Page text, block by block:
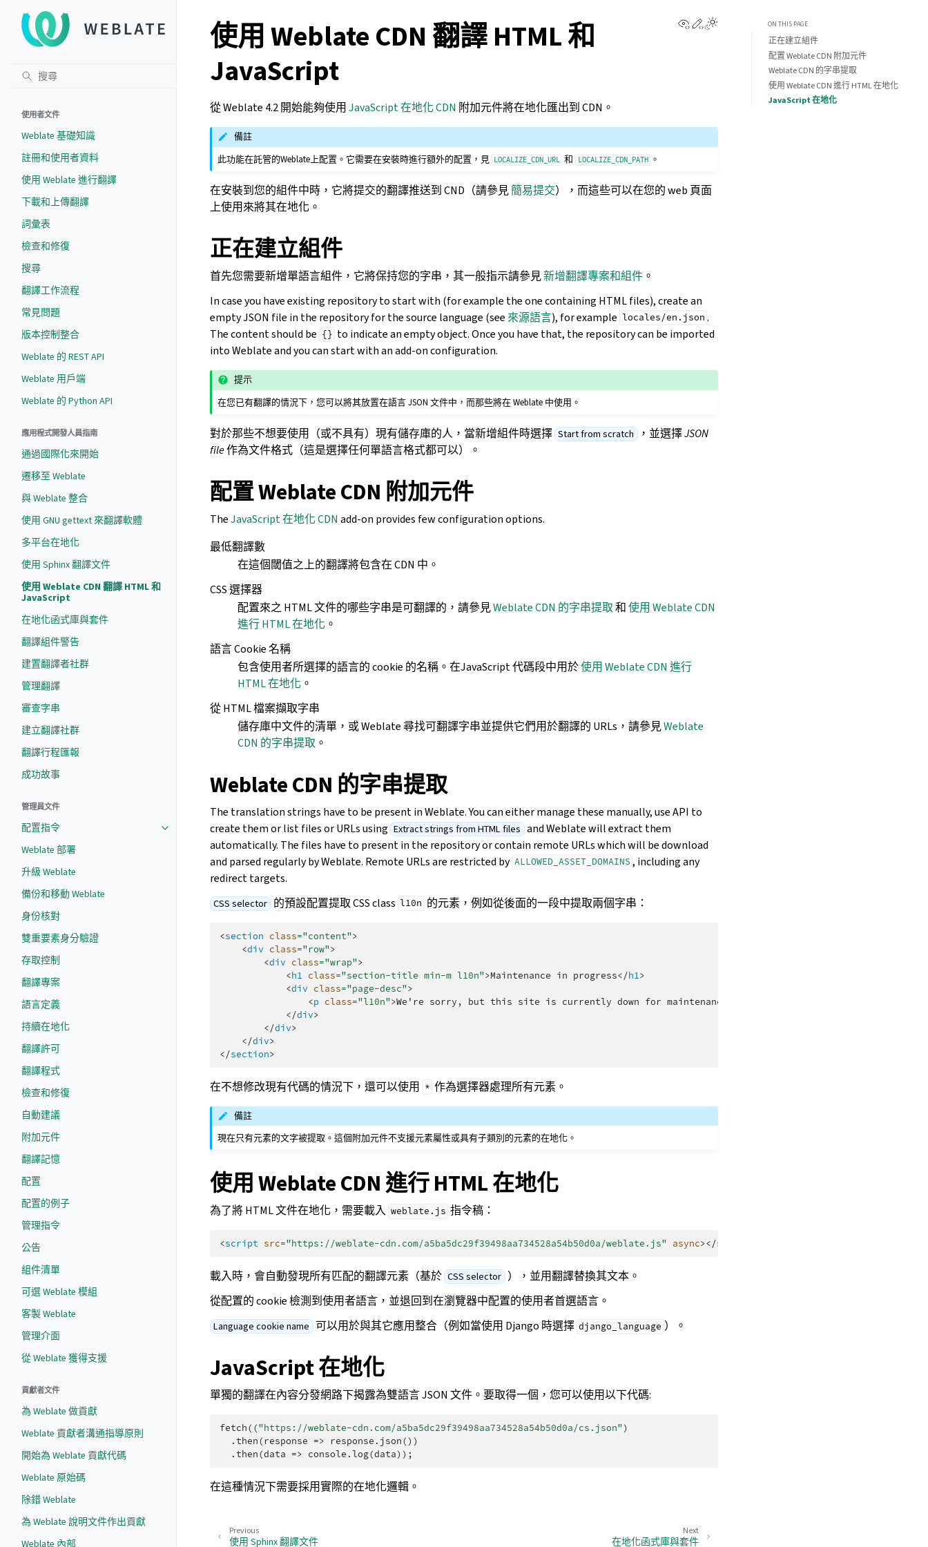
使用者文件
Weblate 基礎知識
註冊和使用者資料
使用 Weblate 進行翻譯
下載和上傳翻譯
詞彙表
檢查和修復
搜尋
翻譯工作流程
常見問題
版本控制整合
Weblate 的 REST API
Weblate 用戶端
Weblate 的 Python API
應用程式開發人員指南
通過國際化來開始
遷移至 Weblate
與 Weblate 整合
使用 GNU gettext 來翻譯軟體
多平台在地化
使用 Sphinx 翻譯文件
使用 Weblate CDN 翻譯 HTML 和
JavaScript
在地化函式庫與套件
翻譯組件警告
建置翻譯者社群
管理翻譯
審查字串
建立翻譯社群
翻譯行程匯報
成功故事
管理員文件
配置指令
Weblate 部署
升級 Weblate
備份和移動 Weblate
身份核對
雙重要素身分驗證
存取控制
翻譯專案
語言定義
持續在地化
翻譯許可
翻譯程式
檢查和修復
自動建議
附加元件
翻譯記憶
配置
配置的例子
管理指令
公告
組件清單
可選 Weblate 模組
客製 Weblate
管理介面
從 Weblate 獲得支援
貢獻者文件
為 Weblate 做貢獻
Weblate 貢獻者溝通指導原則
開始為 Weblate 貢獻代碼
Weblate 原始碼
除錯 Weblate
為 Weblate 說明文件作出貢獻
Weblate 內部
View this page
Edit this page
使用 Weblate CDN 翻譯 HTML 和
JavaScript
從 Weblate 4.2 開始能夠使用 JavaScript 在地化 CDN 附加元件將在地化匯出到 CDN。
備註
此功能在託管的Weblate上配置。它需要在安裝時進行額外的配置，見 LOCALIZE_CDN_URL 和 LOCALIZE_CDN_PATH 。
在安裝到您的組件中時，它將提交的翻譯推送到 CND（請參見簡易提交），而這些可以在您的 web 頁面
上使用來將其在地化。
正在建立組件
首先您需要新增單語言組件，它將保持您的字串，其一般指示請參見新增翻譯專案和組件 。
In case you have existing repository to start with (for example the one containing HTML files), create an
empty JSON file in the repository for the source language (see 來源語言), for example locales/en.json .
The content should be {} to indicate an empty object. Once you have that, the repository can be imported
into Weblate and you can start with an add-on configuration.
提示
在您已有翻譯的情況下，您可以將其放置在語言 JSON 文件中，而那些將在 Weblate 中使用。
對於那些不想要使用（或不具有）現有儲存庫的人，當新增組件時選擇 Start from scratch ，並選擇JSON
file作為文件格式（這是選擇任何單語言格式都可以）。
配置 Weblate CDN 附加元件
TheJavaScript 在地化 CDN add-on provides few configuration options.
最低翻譯數
在這個閾值之上的翻譯將包含在 CDN 中。
CSS 選擇器
配置來之 HTML 文件的哪些字串是可翻譯的，請參見Weblate CDN 的字串提取和使用 Weblate CDN
進行 HTML 在地化 。
語言 Cookie 名稱
包含使用者所選擇的語言的 cookie 的名稱。在JavaScript 代碼段中用於使用 Weblate CDN 進行
HTML 在地化 。
從 HTML 檔案擷取字串
儲存庫中文件的清單，或 Weblate 尋找可翻譯字串並提供它們用於翻譯的 URLs，請參見Weblate
CDN 的字串提取 。
Weblate CDN 的字串提取
The translation strings have to be present in Weblate. You can either manage these manually, use API to
create them or list files or URLs using Extract strings from HTML files and Weblate will extract them
automatically. The files have to present in the repository or contain remote URLs which will be download
and parsed regularly by Weblate. Remote URLs are restricted by ALLOWED_ASSET_DOMAINS , including any
redirect targets.
CSS selector 的預設配置提取 CSS class l10n 的元素，例如從後面的一段中提取兩個字串：
<section class="content">
<div class="row">
<div class="wrap">
<h1 class="section-title min-m l10n">Maintenance in progress</h1>
<div class="page-desc">
<p class="l10n">We're sorry, but this site is currently down for maintenance.
</div>
</div>
</div>
</section>
在不想修改現有代碼的情況下，還可以使用 * 作為選擇器處理所有元素。
備註
現在只有元素的文字被提取。這個附加元件不支援元素屬性或具有子類別的元素的在地化。
使用 Weblate CDN 進行 HTML 在地化
為了將 HTML 文件在地化，需要載入 weblate.js 指令稿：
<script src="https://weblate-cdn.com/a5ba5dc29f39498aa734528a54b50d0a/weblate.js" async></script
載入時，會自動發現所有匹配的翻譯元素（基於 CSS selector ），並用翻譯替換其文本。
從配置的 cookie 檢測到使用者語言，並退回到在瀏覽器中配置的使用者首選語言。
Language cookie name 可以用於與其它應用整合（例如當使用 Django 時選擇 django_language ）。
JavaScript 在地化
單獨的翻譯在內容分發網路下揭露為雙語言 JSON 文件。要取得一個，您可以使用以下代碼:
fetch(("https://weblate-cdn.com/a5ba5dc29f39498aa734528a54b50d0a/cs.json")
. then(response => response . json())
. then(data => console . log(data));
在這種情況下需要採用實際的在地化邏輯。
Next
在地化函式庫與套件
Previous
使用 Sphinx 翻譯文件
ON THIS PAGE
正在建立組件
配置 Weblate CDN 附加元件
Weblate CDN 的字串提取
使用 Weblate CDN 進行 HTML 在地化
JavaScript 在地化